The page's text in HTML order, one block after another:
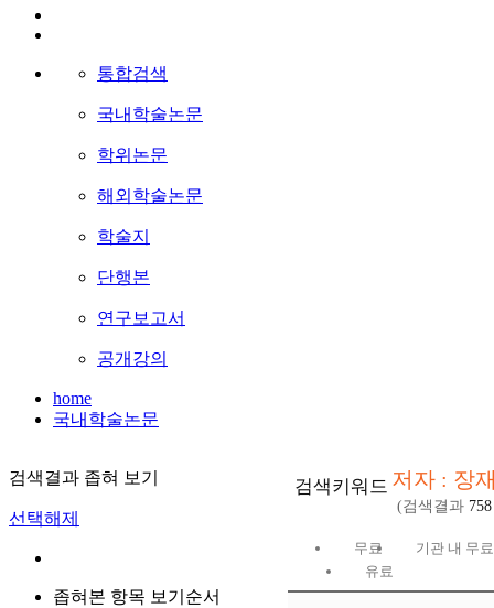
통합검색
국내학술논문
학위논문
해외학술논문
학술지
단행본
연구보고서
공개강의
home
국내학술논문
검색결과 좁혀 보기
선택해제
좁혀본 항목 보기순서
검색키워드 저자 : 장
(검색결과 758
무료
기관 내 무료
유료